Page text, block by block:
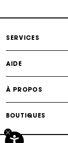
SERVICES
AIDE
À PROPOS
BOUTIQUES